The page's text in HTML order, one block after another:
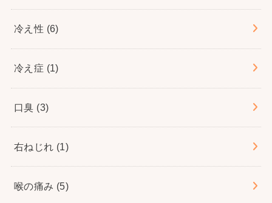
冷え性 (6)
冷え症 (1)
口臭 (3)
右ねじれ (1)
喉の痛み (5)